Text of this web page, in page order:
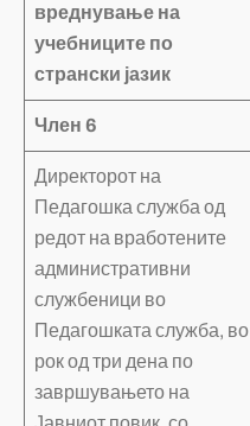
вреднување на
учебниците по
странски јазик
Член 6
Директорот на
Педагошка служба од
редот на вработените
административни
службеници во
Педагошката служба, во
рок од три дена по
завршувањето на